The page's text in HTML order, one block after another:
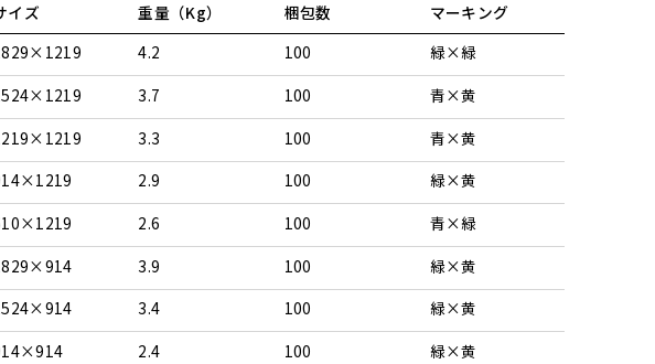
イズ 重量（Kg） 梱包数
マーキング
4.2 100
緑×緑
3.7 100
青×黄
3.3 100
青×黄
2.9 100
緑×黄
2.6 100
青×緑
3.9 100
緑×黄
3.4 100
緑×黄
2.4 100
緑×黄